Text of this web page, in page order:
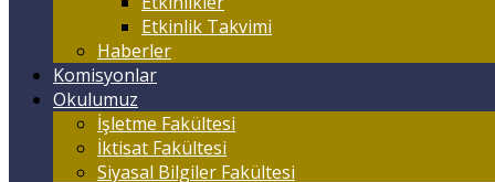
Etkinlik Takvimi
Haberler
Komisyonlar
Okulumuz
İşletme Fakültesi
İktisat Fakültesi
Siyasal Bilgiler Fakültesi